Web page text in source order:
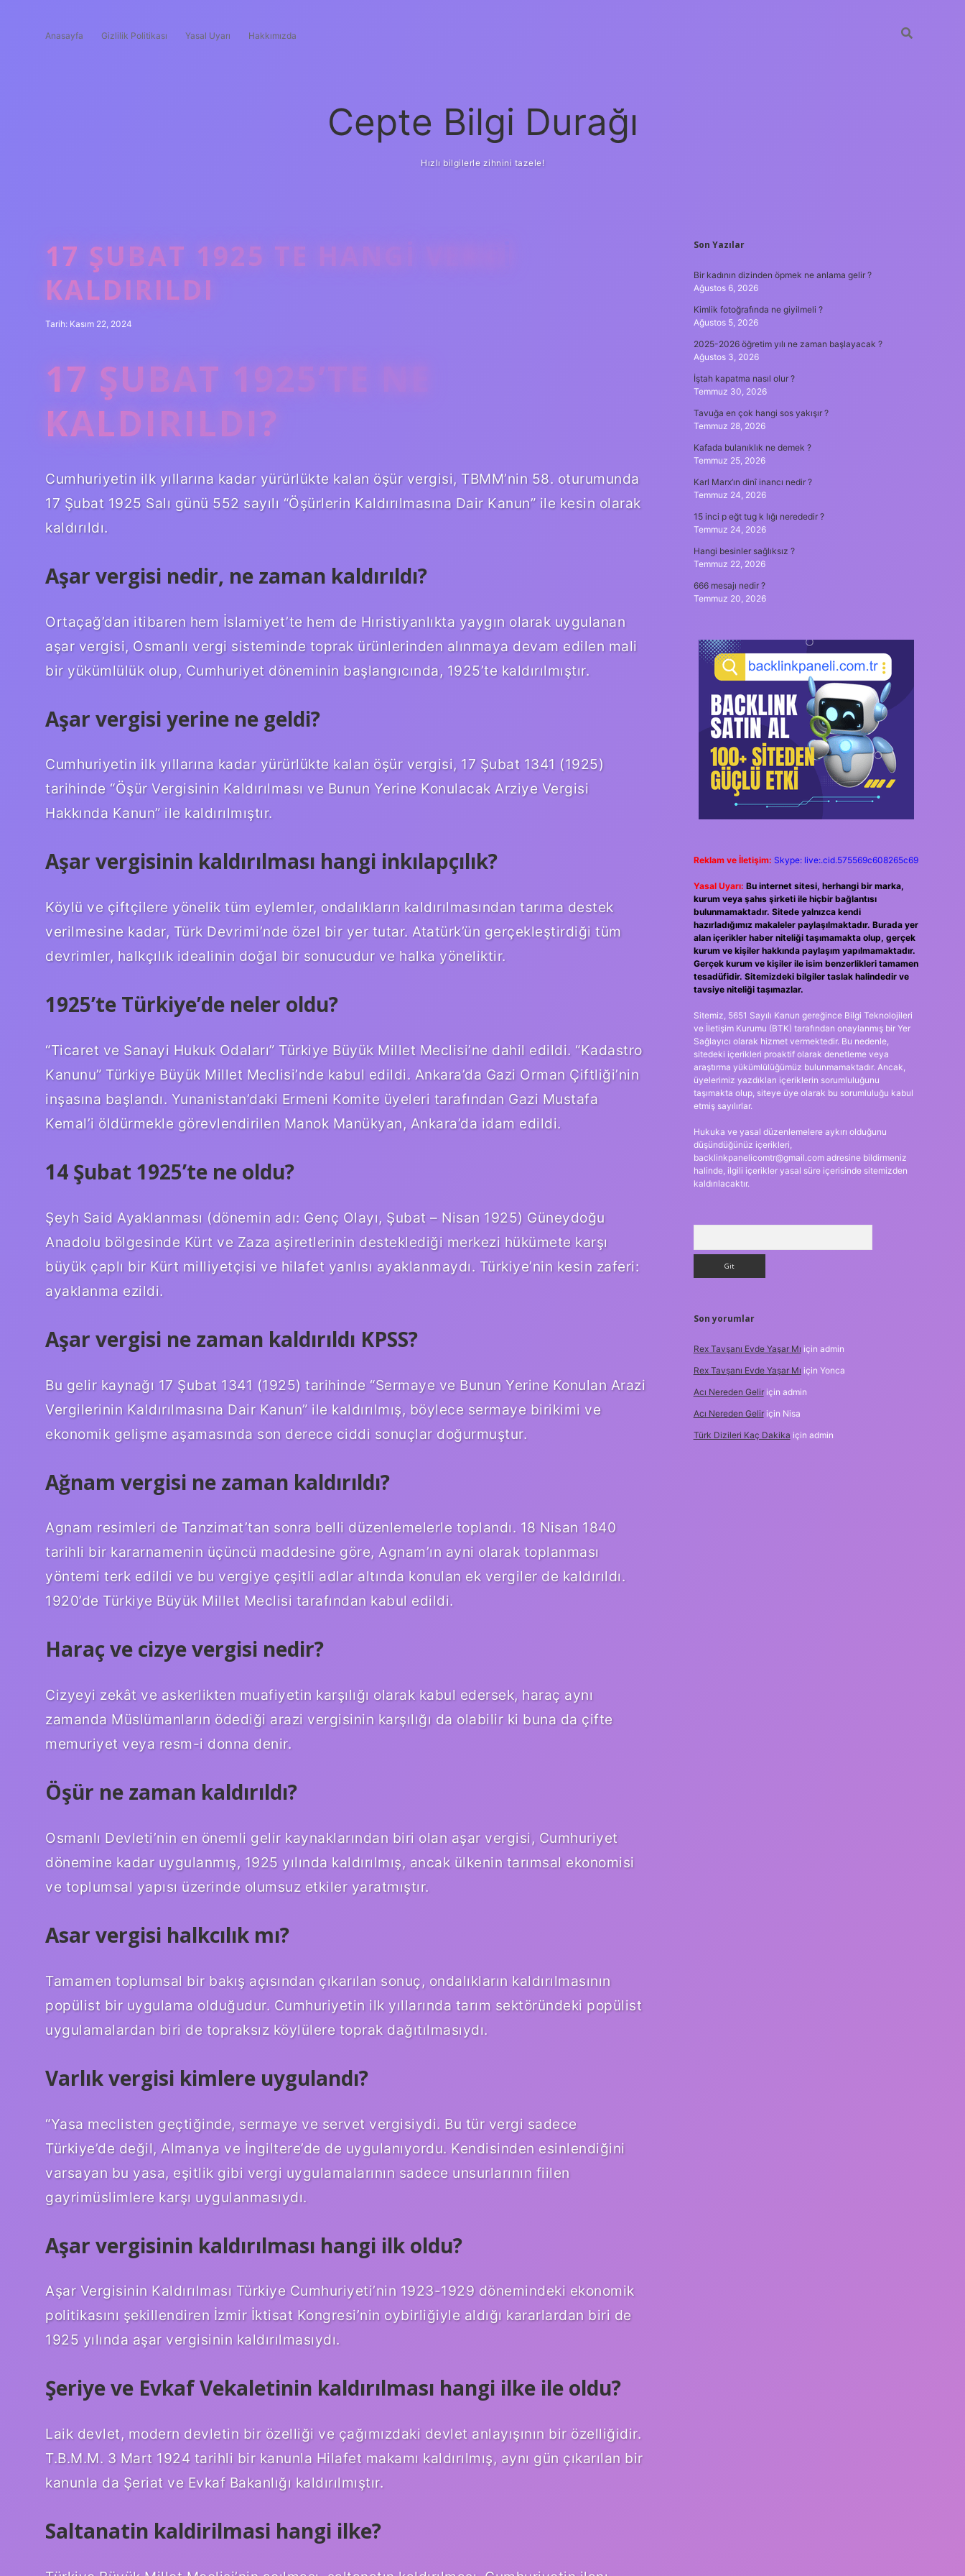
Anasayfa Gizlilik Politikası Yasal Uyarı Hakkımızda
Cepte Bilgi Durağı
Hızlı bilgilerle zihnini tazele!
17 ŞUBAT 1925 TE HANGI VERGI
KALDIRILDI
Tarih: Kasım 22, 2024
17 ŞUBAT 1925’TE NE
KALDIRILDI?
Cumhuriyetin ilk yıllarına kadar yürürlükte kalan öşür vergisi, TBMM’nin 58. oturumunda
17 Şubat 1925 Salı günü 552 sayılı “Öşürlerin Kaldırılmasına Dair Kanun” ile kesin olarak
kaldırıldı.
Aşar vergisi nedir, ne zaman kaldırıldı?
Ortaçağ’dan itibaren hem İslamiyet’te hem de Hıristiyanlıkta yaygın olarak uygulanan
aşar vergisi, Osmanlı vergi sisteminde toprak ürünlerinden alınmaya devam edilen mali
bir yükümlülük olup, Cumhuriyet döneminin başlangıcında, 1925’te kaldırılmıştır.
Aşar vergisi yerine ne geldi?
Cumhuriyetin ilk yıllarına kadar yürürlükte kalan öşür vergisi, 17 Şubat 1341 (1925)
tarihinde “Öşür Vergisinin Kaldırılması ve Bunun Yerine Konulacak Arziye Vergisi
Hakkında Kanun” ile kaldırılmıştır.
Aşar vergisinin kaldırılması hangi inkılapçılık?
Köylü ve çiftçilere yönelik tüm eylemler, ondalıkların kaldırılmasından tarıma destek
verilmesine kadar, Türk Devrimi’nde özel bir yer tutar. Atatürk’ün gerçekleştirdiği tüm
devrimler, halkçılık idealinin doğal bir sonucudur ve halka yöneliktir.
1925’te Türkiye’de neler oldu?
“Ticaret ve Sanayi Hukuk Odaları” Türkiye Büyük Millet Meclisi’ne dahil edildi. “Kadastro
Kanunu” Türkiye Büyük Millet Meclisi’nde kabul edildi. Ankara’da Gazi Orman Çiftliği’nin
inşasına başlandı. Yunanistan’daki Ermeni Komite üyeleri tarafından Gazi Mustafa
Kemal’i öldürmekle görevlendirilen Manok Manükyan, Ankara’da idam edildi.
14 Şubat 1925’te ne oldu?
Şeyh Said Ayaklanması (dönemin adı: Genç Olayı, Şubat – Nisan 1925) Güneydoğu
Anadolu bölgesinde Kürt ve Zaza aşiretlerinin desteklediği merkezi hükümete karşı
büyük çaplı bir Kürt milliyetçisi ve hilafet yanlısı ayaklanmaydı. Türkiye’nin kesin zaferi:
ayaklanma ezildi.
Aşar vergisi ne zaman kaldırıldı KPSS?
Bu gelir kaynağı 17 Şubat 1341 (1925) tarihinde “Sermaye ve Bunun Yerine Konulan Arazi
Vergilerinin Kaldırılmasına Dair Kanun” ile kaldırılmış, böylece sermaye birikimi ve
ekonomik gelişme aşamasında son derece ciddi sonuçlar doğurmuştur.
Ağnam vergisi ne zaman kaldırıldı?
Agnam resimleri de Tanzimat’tan sonra belli düzenlemelerle toplandı. 18 Nisan 1840
tarihli bir kararnamenin üçüncü maddesine göre, Agnam’ın ayni olarak toplanması
yöntemi terk edildi ve bu vergiye çeşitli adlar altında konulan ek vergiler de kaldırıldı.
1920’de Türkiye Büyük Millet Meclisi tarafından kabul edildi.
Haraç ve cizye vergisi nedir?
Cizyeyi zekât ve askerlikten muafiyetin karşılığı olarak kabul edersek, haraç aynı
zamanda Müslümanların ödediği arazi vergisinin karşılığı da olabilir ki buna da çifte
memuriyet veya resm-i donna denir.
Öşür ne zaman kaldırıldı?
Osmanlı Devleti’nin en önemli gelir kaynaklarından biri olan aşar vergisi, Cumhuriyet
dönemine kadar uygulanmış, 1925 yılında kaldırılmış, ancak ülkenin tarımsal ekonomisi
ve toplumsal yapısı üzerinde olumsuz etkiler yaratmıştır.
Asar vergisi halkcılık mı?
Tamamen toplumsal bir bakış açısından çıkarılan sonuç, ondalıkların kaldırılmasının
popülist bir uygulama olduğudur. Cumhuriyetin ilk yıllarında tarım sektöründeki popülist
uygulamalardan biri de topraksız köylülere toprak dağıtılmasıydı.
Varlık vergisi kimlere uygulandı?
“Yasa meclisten geçtiğinde, sermaye ve servet vergisiydi. Bu tür vergi sadece
Türkiye’de değil, Almanya ve İngiltere’de de uygulanıyordu. Kendisinden esinlendiğini
varsayan bu yasa, eşitlik gibi vergi uygulamalarının sadece unsurlarının fiilen
gayrimüslimlere karşı uygulanmasıydı.
Aşar vergisinin kaldırılması hangi ilk oldu?
Aşar Vergisinin Kaldırılması Türkiye Cumhuriyeti’nin 1923-1929 dönemindeki ekonomik
politikasını şekillendiren İzmir İktisat Kongresi’nin oybirliğiyle aldığı kararlardan biri de
1925 yılında aşar vergisinin kaldırılmasıydı.
Şeriye ve Evkaf Vekaletinin kaldırılması hangi ilke ile oldu?
Laik devlet, modern devletin bir özelliği ve çağımızdaki devlet anlayışının bir özelliğidir.
T.B.M.M. 3 Mart 1924 tarihli bir kanunla Hilafet makamı kaldırılmış, aynı gün çıkarılan bir
kanunla da Şeriat ve Evkaf Bakanlığı kaldırılmıştır.
Saltanatin kaldirilmasi hangi ilke?
SIDEBAR
Son Yazılar
Bir kadının dizinden öpmek ne anlama gelir ?
Ağustos 6, 2026
Kimlik fotoğrafında ne giyilmeli ?
Ağustos 5, 2026
2025-2026 öğretim yılı ne zaman başlayacak ?
Ağustos 3, 2026
İştah kapatma nasıl olur ?
Temmuz 30, 2026
Tavuğa en çok hangi sos yakışır ?
Temmuz 28, 2026
Kafada bulanıklık ne demek ?
Temmuz 25, 2026
Karl Marx’ın dinî inancı nedir ?
Temmuz 24, 2026
15 inci p eğt tug k lığı nerededir ?
Temmuz 24, 2026
Hangi besinler sağlıksız ?
Temmuz 22, 2026
666 mesajı nedir ?
Temmuz 20, 2026
Reklam ve İletişim: Skype: live:.cid.575569c608265c69
Yasal Uyarı: Bu internet sitesi, herhangi bir marka,
kurum veya şahıs şirketi ile hiçbir bağlantısı
bulunmamaktadır. Sitede yalnızca kendi
hazırladığımız makaleler paylaşılmaktadır. Burada yer
alan içerikler haber niteliği taşımamakta olup, gerçek
kurum ve kişiler hakkında paylaşım yapılmamaktadır.
Gerçek kurum ve kişiler ile isim benzerlikleri tamamen
tesadüfidir. Sitemizdeki bilgiler taslak halindedir ve
tavsiye niteliği taşımazlar.
Sitemiz, 5651 Sayılı Kanun gereğince Bilgi Teknolojileri
ve İletişim Kurumu (BTK) tarafından onaylanmış bir Yer
Sağlayıcı olarak hizmet vermektedir. Bu nedenle,
sitedeki içerikleri proaktif olarak denetleme veya
araştırma yükümlülüğümüz bulunmamaktadır. Ancak,
üyelerimiz yazdıkları içeriklerin sorumluluğunu
taşımakta olup, siteye üye olarak bu sorumluluğu kabul
etmiş sayılırlar.
Hukuka ve yasal düzenlemelere aykırı olduğunu
düşündüğünüz içerikleri,
backlinkpanelicomtr@gmail.comadresine bildirmeniz
halinde, ilgili içerikler yasal süre içerisinde sitemizden
kaldırılacaktır.
Son yorumlar
Rex Tavşanı Evde Yaşar Mı için admin
Rex Tavşanı Evde Yaşar Mı için Yonca
Acı Nereden Geliriçin admin
Acı Nereden Geliriçin Nisa
Türk Dizileri Kaç Dakika için admin